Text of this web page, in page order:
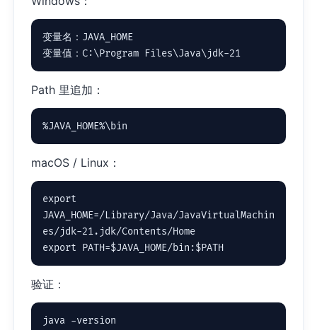
变量名：JAVA_HOME
变量值：C:\Program Files\Java\jdk-21
Path 里追加：
%JAVA_HOME%\bin
macOS / Linux：
export
JAVA_HOME=/Library/Java/JavaVirtualMachin
es/jdk-21.jdk/Contents/Home
export PATH=$JAVA_HOME/bin:$PATH
验证：
java -version